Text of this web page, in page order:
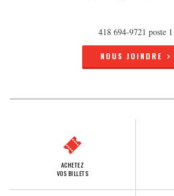
418 694-9721 poste 1
NOUS JOINDRE
ACHETEZ
VOS BILLETS